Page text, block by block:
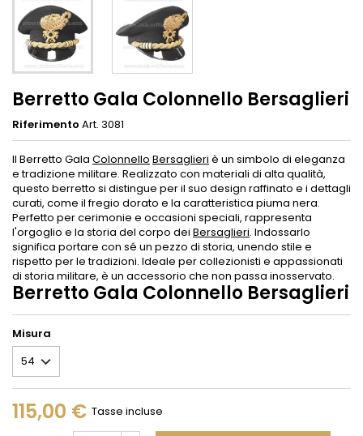
Berretto Gala Colonnello Bersaglieri
Riferimento Art. 3081
Il Berretto Gala Colonnello Bersaglieri è un simbolo di eleganza
e tradizione militare. Realizzato con materiali di alta qualità,
questo berretto si distingue per il suo design raffinato e i dettagli
curati, come il fregio dorato e la caratteristica piuma nera.
Perfetto per cerimonie e occasioni speciali, rappresenta
l'orgoglio e la storia del corpo dei Bersaglieri. Indossarlo
significa portare con sé un pezzo di storia, unendo stile e
rispetto per le tradizioni. Ideale per collezionisti e appassionati
di storia militare, è un accessorio che non passa inosservato.
Berretto Gala Colonnello Bersaglieri
Misura
115,00 € Tasse incluse